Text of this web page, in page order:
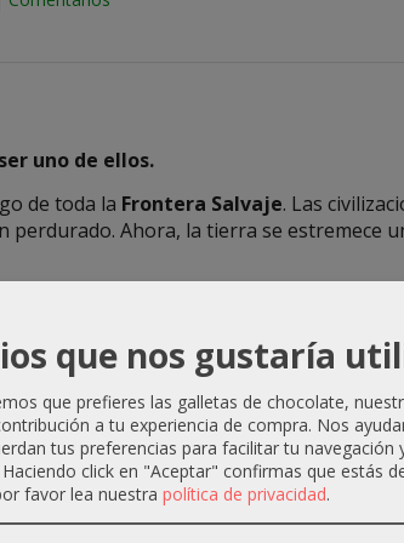
uno de ellos.
de toda la Frontera Salvaje. Las
Ahora, la tierra se estremece
en busca de comida y ganado,
saquean las ciudades de la costa
los cielos, proyectando sus siniestras
los gigantes de las tormentas, que han
este desafío, reunir fuerzas,
el mal oculto que está a punto
fin al conflicto antes de que estalle.
personajes de niveles 1-10
que nos gustaría
que prefieres las galletas de chocolate,
a tu experiencia de compra. Nos
tus preferencias para facilitar tu navegación
click en "Aceptar" confirmas que estás
favor lea nuestra política de privacidad.